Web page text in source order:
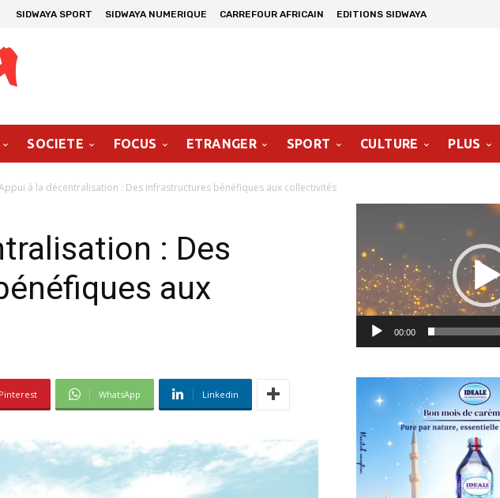
SIDWAYA SPORT SIDWAYA NUMERIQUE CARREFOUR AFRICAIN EDITIONS SIDWAYA
SOCIETE FOCUS ETRANGER SPORT CULTURE PLUS
à la décentralisation : Des infrastructures bénéfiques aux collectivités
: Des
aux
Pinterest WhatsApp Linkedin
00:00